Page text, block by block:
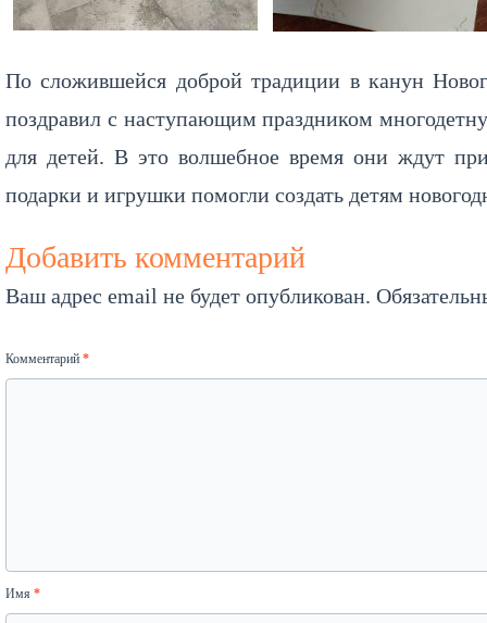
По сложившейся доброй традиции в канун
поздравил с наступающим праздником
для детей. В это волшебное время они ждут
подарки и игрушки помогли создать детям
Добавить комментарий
Ваш адрес email не будет опубликован.
Комментарий *
Имя *